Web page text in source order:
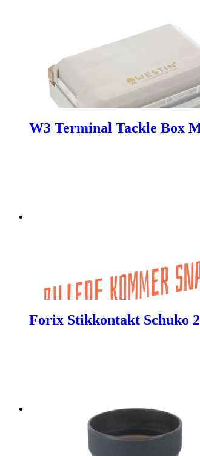
W3 Terminal Tackle Box
Forix Stikkontakt Schuko